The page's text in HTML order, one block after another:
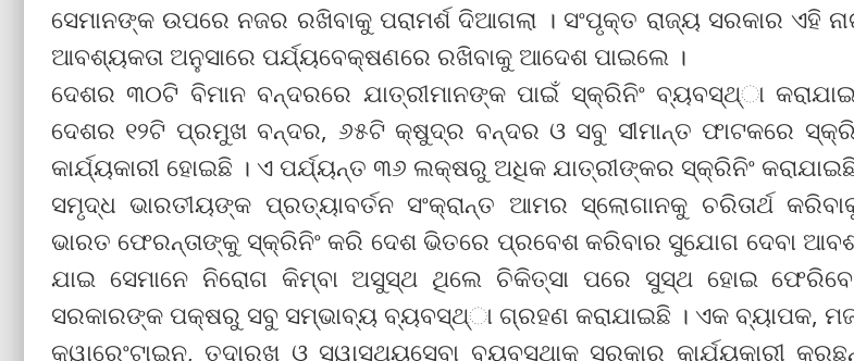
ସେମାନଙ୍କ ଉପରେ ନଜର ରଖିବାକୁ ପରାମର୍ଶ ଦିଆଗଲା । ସଂପୃକ୍ତ ରାଜ୍ୟ ସରକାର ଏହି
ଆବଶ୍ୟକତା ଅନୁସାରେ ପର୍ଯ୍ୟବେକ୍ଷଣରେ ରଖିବାକୁ ଆଦେଶ ପାଇଲେ ।
ଦେଶର ୩୦ଟି ବିମାନ ବନ୍ଦରରେ ଯାତ୍ରୀମାନଙ୍କ ପାଇଁ ସ୍କ୍ରିନିଂ ବ୍ୟବସ୍ଥ୍‌ା
ଦେଶର ୧୨ଟି ପ୍ରମୁଖ ବନ୍ଦର, ୬୫ଟି କ୍ଷୁଦ୍ର ବନ୍ଦର ଓ ସବୁ ସୀମାନ୍ତ ଫାଟକରେ
କାର୍ଯ୍ୟକାରୀ ହୋଇଛି । ଏ ପର୍ଯ୍ୟନ୍ତ ୩୬ ଲକ୍ଷରୁ ଅଧିକ ଯାତ୍ରୀଙ୍କର ସ୍କ୍ରିନିଂ
ସମୃଦ୍ଧ ଭାରତୀୟଙ୍କ ପ୍ରତ୍ୟାବର୍ତନ ସଂକ୍ରାନ୍ତ ଆମର ସ୍ଲୋଗାନକୁ ଚରିତାର୍ଥ
ଭାରତ ଫେରନ୍ତାଙ୍କୁ ସ୍କ୍ରିନିଂ କରି ଦେଶ ଭିତରେ ପ୍ରବେଶ କରିବାର ସୁଯୋଗ ଦେବା
ଯାଇ ସେମାନେ ନିରୋଗ କିମ୍ବା ଅସୁସ୍ଥ ଥିଲେ ଚିକିତ୍ସା ପରେ ସୁସ୍ଥ ହୋଇ
ସରକାରଙ୍କ ପକ୍ଷରୁ ସବୁ ସମ୍ଭାବ୍ୟ ବ୍ୟବସ୍ଥ୍‌ା ଗ୍ରହଣ କରାଯାଇଛି । ଏକ ବ୍ୟାପକ,
କ୍ୱାରେଂଟାଇନ, ତଦାରଖ ଓ ସ୍ୱାସ୍ଥ୍ୟସେବା ବ୍ୟବସ୍ଥାକୁ ସରକାର କାର୍ଯ୍ୟକାରୀ